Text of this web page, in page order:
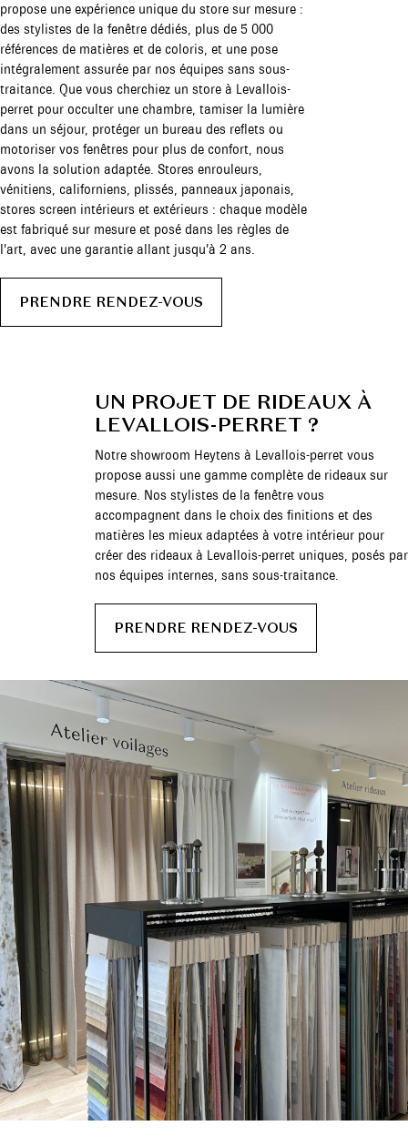
propose une expérience unique du store sur mesure :
des stylistes de la fenêtre dédiés, plus de 5 000
références de matières et de coloris, et une pose
intégralement assurée par nos équipes sans sous-
traitance. Que vous cherchiez un store à Levallois-
perret pour occulter une chambre, tamiser la lumière
dans un séjour, protéger un bureau des reflets ou
motoriser vos fenêtres pour plus de confort, nous
avons la solution adaptée. Stores enrouleurs,
vénitiens, californiens, plissés, panneaux japonais,
stores screen intérieurs et extérieurs : chaque modèle
est fabriqué sur mesure et posé dans les règles de
l’art, avec une garantie allant jusqu’à 2 ans.
PRENDRE RENDEZ-VOUS
UN PROJET DE RIDEAUX À
LEVALLOIS-PERRET ?
Notre showroom Heytens à Levallois-perret vous
propose aussi une gamme complète de rideaux sur
mesure. Nos stylistes de la fenêtre vous
accompagnent dans le choix des finitions et des
matières les mieux adaptées à votre intérieur pour
créer des rideaux à Levallois-perret uniques, posés par
nos équipes internes, sans sous-traitance.
PRENDRE RENDEZ-VOUS